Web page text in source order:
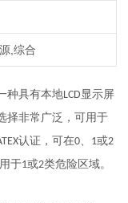
,综合
种具有本地LCD显示屏
择非常广泛，可用于
认证，可在0、 1或2
于1或2类危险区域。